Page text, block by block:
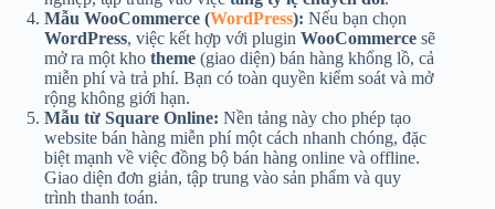
Mẫu WooCommerce (WordPress): Nếu bạn chọn
WordPress, việc kết hợp với plugin WooCommerce sẽ
mở ra một kho theme (giao diện) bán hàng khổng lồ, cả
miễn phí và trả phí. Bạn có toàn quyền kiểm soát và mở
rộng không giới hạn.
Mẫu từ Square Online: Nền tảng này cho phép tạo
website bán hàng miễn phí một cách nhanh chóng, đặc
biệt mạnh về việc đồng bộ bán hàng online và offline.
Giao diện đơn giản, tập trung vào sản phẩm và quy
trình thanh toán.